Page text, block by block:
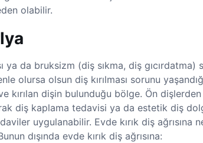
olabilir.
ya da bruksizm (diş sıkma, diş gıcırdatma)
olursa olsun diş kırılması sorunu
kırılan dişin bulunduğu bölge. Ön
diş kaplama tedavisi ya da estetik diş
uygulanabilir. Evde kırık diş ağrısına
dışında evde kırık diş ağrısına: